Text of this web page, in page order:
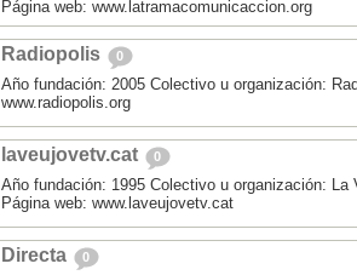
Página web: www.latramacomunicaccion.org
Radiopolis 0
Año fundación: 2005 Colectivo u organización:
www.radiopolis.org
laveujovetv.cat 0
Año fundación: 1995 Colectivo u organización: La
Página web: www.laveujovetv.cat
Directa 0